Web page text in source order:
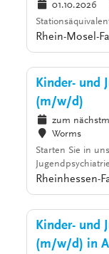
01.10.2026
Rhein-Mosel-
Kinder- und
(m/w/d)
zum
Worms
Starten Sie in
Rheinhessen-
Kinder- und
(m/w/d) in